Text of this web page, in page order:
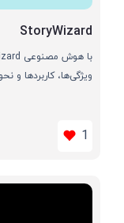
StoryWizard
ویژگی‌ها، کاربردها و
1